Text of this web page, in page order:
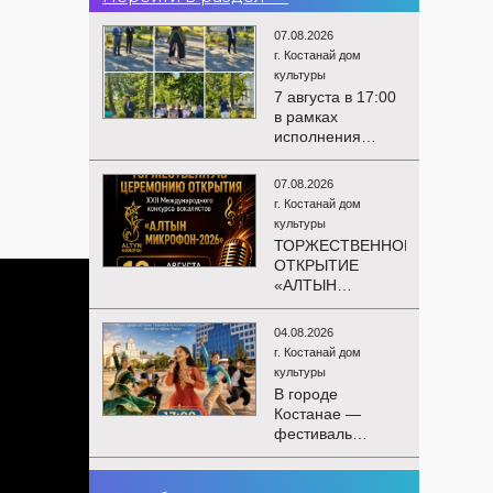
07.08.2026
г. Костанай дом
культуры
7 августа в 17:00
в рамках
исполнения
показателей КРІ в
соответствии с
утверждённым
состоялся
выездной концерт
посвященной
экологической
акции «Таза
Казахстан». в
Мендыкаринский
район (п. Красная
Пресня)
07.08.2026
г. Костанай дом
культуры
ТОРЖЕСТВЕННОЕ
ОТКРЫТИЕ
«АЛТЫН
МИКРОФОН –
2026»
Приглашаем вас
торжественную
церемонию
открытия XXII
Международного
конкурса
04.08.2026
г. Костанай дом
культуры
В городе
Костанае —
фестиваль
детского
творчества